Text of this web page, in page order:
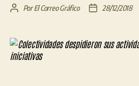
Autor
entrada
PorEl Correo Gráfico
Fecha
entrada
28/12/2018